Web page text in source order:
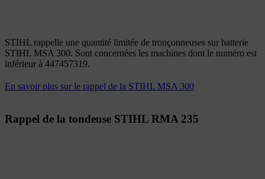
STIHL rappelle une quantité limitée de tronçonneuses sur batterie
STIHL MSA 300. Sont concernées les machines dont le numéro est
inférieur à 447457319.
En savoir plus sur le rappel de la STIHL MSA 300
Rappel de la tondeuse STIHL RMA 235